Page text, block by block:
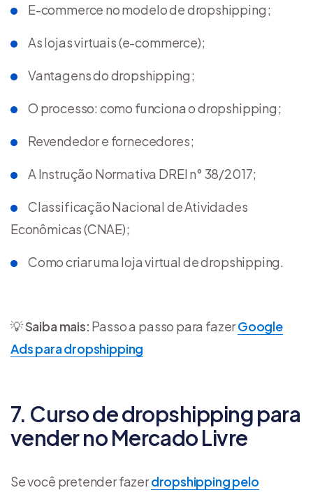
E-commerce no modelo de dropshipping;
As lojas virtuais (e-commerce);
Vantagens do dropshipping;
O processo: como funciona o dropshipping;
Revendedor e fornecedores;
A Instrução Normativa DREI n° 38/2017;
Classificação Nacional de Atividades
Econômicas (CNAE);
Como criar uma loja virtual de dropshipping.
💡Saiba mais: Passo a passo para fazerGoogle
Ads para dropshipping
7. Curso de dropshipping para
vender no Mercado Livre
Se você pretender fazerdropshipping pelo